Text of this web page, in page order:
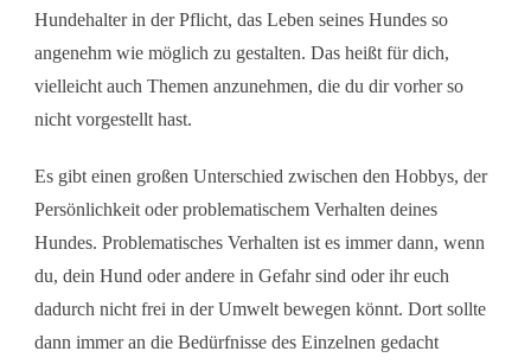
Hundehalter in der Pflicht, das Leben seines Hundes so
angenehm wie möglich zu gestalten. Das heißt für dich,
vielleicht auch Themen anzunehmen, die du dir vorher so
nicht vorgestellt hast.
Es gibt einen großen Unterschied zwischen den Hobbys, der
Persönlichkeit oder problematischem Verhalten deines
Hundes. Problematisches Verhalten ist es immer dann, wenn
du, dein Hund oder andere in Gefahr sind oder ihr euch
dadurch nicht frei in der Umwelt bewegen könnt. Dort sollte
dann immer an die Bedürfnisse des Einzelnen gedacht